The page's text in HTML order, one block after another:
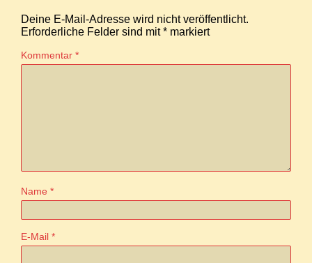
Deine E-Mail-Adresse wird nicht veröffentlicht.
Erforderliche Felder sind mit* markiert
Kommentar *
Name *
E-Mail *